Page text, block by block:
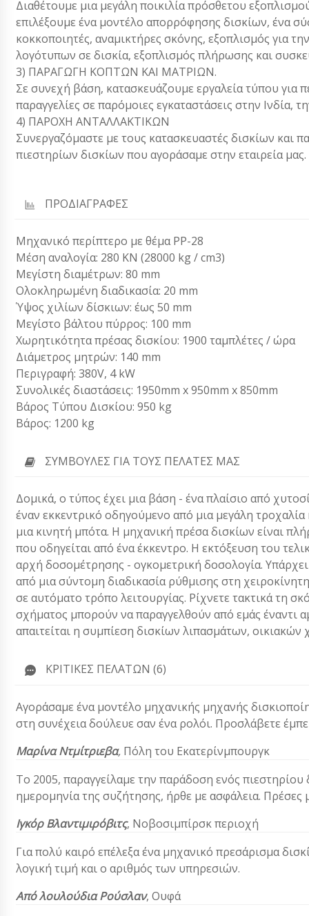
Διαθέτουμε μια μεγάλη ποικιλία πρόσθετου
επιλέξουμε ένα μοντέλο απορρόφησης δισκίων, ένα
κοκκοποιητές, αναμικτήρες σκόνης, εξοπλισμός για
λογότυπων σε δισκία, εξοπλισμός πλήρωσης και
3) ΠΑΡΑΓΩΓΗ ΚΟΠΤΩΝ ΚΑΙ ΜΑΤΡΙΩΝ.
Σε συνεχή βάση, κατασκευάζουμε εργαλεία τύπου για
παραγγελίες σε παρόμοιες εγκαταστάσεις στην Ινδία,
4) ΠΑΡΟΧΗ ΑΝΤΑΛΛΑΚΤΙΚΩΝ
Συνεργαζόμαστε με τους κατασκευαστές δισκίων και
πιεστηρίων δισκίων που αγοράσαμε στην εταιρεία μας.
ΠΡΟΔΙΑΓΡΑΦΕΣ
Μηχανικό περίπτερο με θέμα PP-28
Μέση αναλογία: 280 KN (28000 kg / cm3)
Μεγίστη διαμέτρων: 80 mm
Ολοκληρωμένη διαδικασία: 20 mm
Ύψος χιλίων δίσκιων: έως 50 mm
Μεγίστο βάλτου πύρρος: 100 mm
Χωρητικότητα πρέσας δισκίου: 1900 ταμπλέτες / ώρα
Διάμετρος μητρών: 140 mm
Περιγραφή: 380V, 4 kW
Συνολικές διαστάσεις: 1950mm x 950mm x 850mm
Βάρος Τύπου Δισκίου: 950 kg
Βάρος: 1200 kg
ΣΥΜΒΟΥΛΈΣ ΓΙΑ ΤΟΥΣ ΠΕΛΆΤΕΣ ΜΑΣ
Δομικά, ο τύπος έχει μια βάση - ένα πλαίσιο από
έναν εκκεντρικό οδηγούμενο από μια μεγάλη
μια κινητή μπότα. Η μηχανική πρέσα δισκίων είναι
που οδηγείται από ένα έκκεντρο. Η εκτόξευση του
αρχή δοσομέτρησης - ογκομετρική δοσολογία.
από μια σύντομη διαδικασία ρύθμισης στη
σε αυτόματο τρόπο λειτουργίας. Ρίχνετε τακτικά τη
σχήματος μπορούν να παραγγελθούν από εμάς έναντι
απαιτείται η συμπίεση δισκίων λιπασμάτων,
ΚΡΙΤΙΚΈΣ ΠΕΛΑΤΏΝ (6)
Αγοράσαμε ένα μοντέλο μηχανικής μηχανής
στη συνέχεια δούλευε σαν ένα ρολόι. Προσλάβετε
Μαρίνα Ντμίτριεβα, Πόλη του Εκατερίνμπουργκ
Το 2005, παραγγείλαμε την παράδοση ενός
ημερομηνία της συζήτησης, ήρθε με ασφάλεια. Πρέσες
Ιγκόρ Βλαντιμιρόβιτς, Νοβοσιμπίρσκ περιοχή
Για πολύ καιρό επέλεξα ένα μηχανικό πρεσάρισμα
λογική τιμή και ο αριθμός των υπηρεσιών.
Από λουλούδιαΡούσλαν, Ουφά